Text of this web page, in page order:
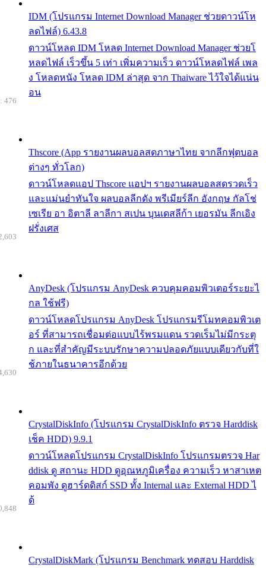
IDM (โปรแกรม Internet Download Manager ช่วยดาวน์โห
ลดไฟล์) 6.43.8
ดาวน์โหลด IDM โหลด Internet Download Manager ช่วยโ
หลดไฟล์ เร็วขึ้น 5 เท่า เพิ่มความเร็ว ดาวน์โหลดไฟล์ เพล
ง โหลดหนัง โหลด IDM ล่าสุด จาก Thaiware ไว้ใจได้แน่น
อน
Thscore (App รายงานผลบอลสดภาษาไทย จากลีกฟุตบอล
ต่างๆ ทั่วโลก)
ดาวน์โหลดแอป Thscore แอปฯ รายงานผลบอลสดรวดเร็ว
และแม่นยำทันใจ ผลบอลลีกดัง พรีเมียร์ลีก อังกฤษ กัลโช่
เซเรีย อา อิตาลี ลาลีกา สเปน บุนเดสลีก้า เยอรมัน ลีกเอิง
ฝรั่งเศส
476
AnyDesk (โปรแกรม AnyDesk ควบคุมคอมพิวเตอร์ระยะไ
กล ใช้ฟรี)
ดาวน์โหลดโปรแกรม AnyDesk โปรแกรมรีโมทคอมพิวเต
อร์ ที่สามารถเชื่อมต่อแบบไร้พรมแดน รวดเร็มไม่มีกระตุ
ก และที่สำคัญมีระบบรักษาความปลอดภัยแบบเดียวกับที่ใ
ช้ภายในธนาคารอีกด้วย
CrystalDiskInfo (โปรแกรม CrystalDiskInfo ตรวจ Harddisk
เช็ค HDD) 9.9.1
ดาวน์โหลดโปรแกรม CrystalDiskInfo โปรแกรมตรวจ Har
ddisk ดู สถานะ HDD ดูอุณหภูมิเครื่อง ความเร็ว หาสาเหต
คอมพัง ดูฮาร์ดดิสก์ SSD ทั้ง Internal และ External HDD ไ
ด้
CrystalDiskMark (โปรแกรม Benchmark ทดสอบ Harddisk